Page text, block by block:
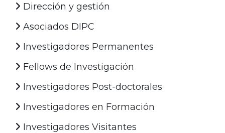
Dirección y gestión
Asociados DIPC
Investigadores Permanentes
Fellows de Investigación
Investigadores Post-doctorales
Investigadores en Formación
Investigadores Visitantes